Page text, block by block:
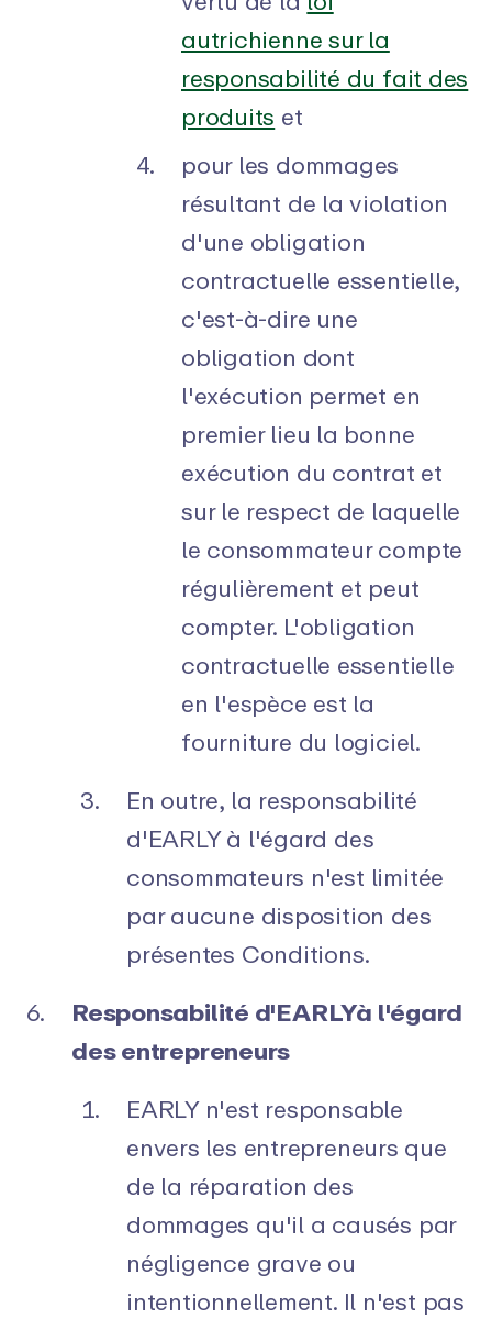
autrichienne sur la
responsabilité du fait des
produits et
pour les dommages
résultant de la violation
d'une obligation
contractuelle essentielle,
c'est-à-dire une
obligation dont
l'exécution permet en
premier lieu la bonne
exécution du contrat et
sur le respect de laquelle
le consommateur compte
régulièrement et peut
compter. L'obligation
contractuelle essentielle
en l'espèce est la
fourniture du logiciel.
En outre, la responsabilité
d'EARLY à l'égard des
consommateurs n'est limitée
par aucune disposition des
présentes Conditions.
Responsabilité d'EARLYà l'égard
des entrepreneurs
EARLY n'est responsable
envers les entrepreneurs que
de la réparation des
dommages qu'il a causés par
négligence grave ou
intentionnellement. Il n'est pas